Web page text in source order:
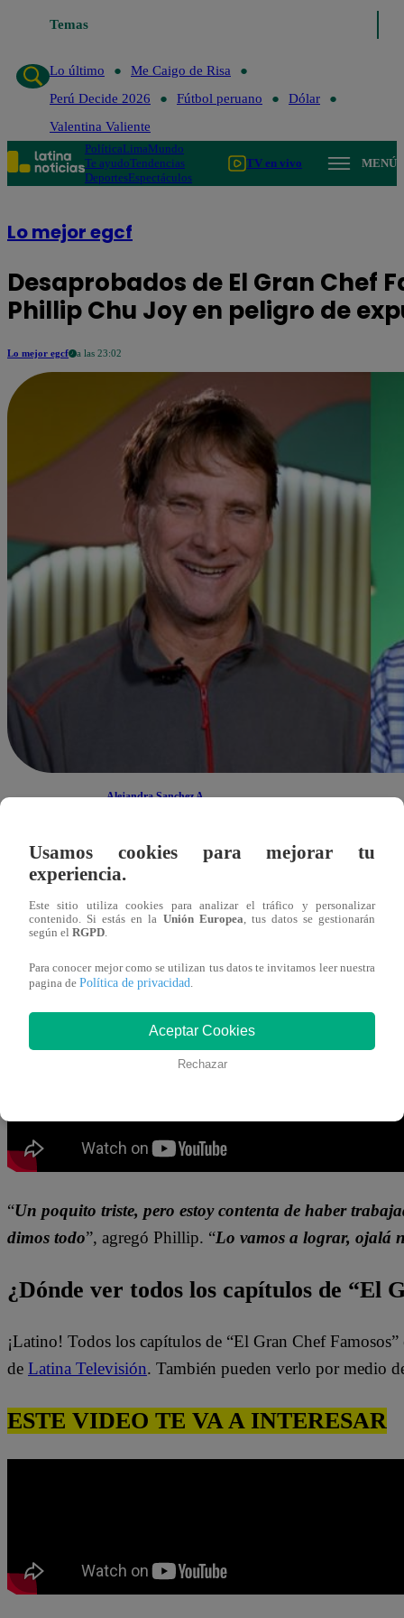
Temas
Lo último
Me Caigo de Risa
Perú Decide 2026
Fútbol peruano
Dólar
Valentina Valiente
PolíticaLimaMundo
Te ayudoTendencias
DeportesEspectáculos
TV en vivo MENÚ
Lo mejor egcf
Desaprobados de El Gran Chef
Phillip Chu Joy en peligro de
Lo mejor egcf a las 23:02
Alejandra Sanchez A.
Jely Reategui y Phillip Chu Joy
Famosos, La Academia”. La dupla de alumnos NO
mega salchipapa.
Ambos participantes dejaron lo mejor de su juego
“Un poquito triste, pero estoy contenta de haber
dimos todo”, agregó Phillip. “Lo vamos a lograr, ojalá
¿Dónde ver todos los capítulos de “El
¡Latino! Todos los capítulos de “El Gran Chef
de Latina Televisión. También pueden verlo por medio
ESTE VIDEO TE VA A INTERESAR
Usamos cookies para mejorar tu
experiencia.
Este sitio utiliza cookies para analizar el tráfico y personalizar
contenido. Si estás en la Unión Europea, tus datos se gestionarán
según el RGPD.
Para conocer mejor como se utilizan tus datos te invitamos leer nuestra
pagina de Política de privacidad.
Aceptar Cookies
Rechazar